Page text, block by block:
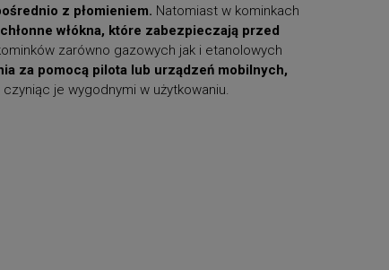
z płomieniem. Natomiast w kominkach
włókna, które zabezpieczają przed
zarówno gazowych jak i etanolowych
za pomocą pilota lub urządzeń mobilnych,
je wygodnymi w użytkowaniu.